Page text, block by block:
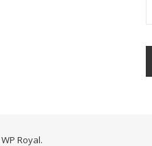
WP Royal.